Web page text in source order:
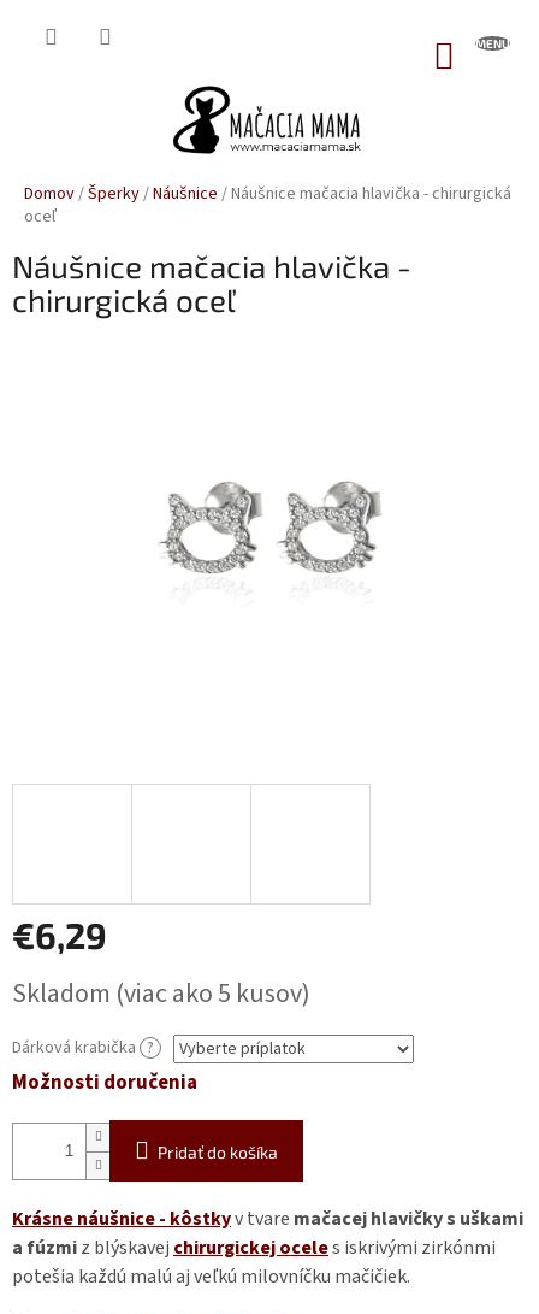
Domov/Šperky/Náušnice /Náušnice mačacia hlavička - chirurgická
oceľ
Náušnice mačacia hlavička -
chirurgická oceľ
€6,29
cena:
Skladom (viac ako 5 kusov)
Dárková krabička ?
Možnosti doručenia
Pridať do košíka
Krásne náušnice - kôstkyv tvare mačacej hlavičky s uškami
a fúzmiz blýskavej chirurgickej oceles iskrivými zirkónmi
potešia každú malú aj veľkú milovníčku mačičiek.